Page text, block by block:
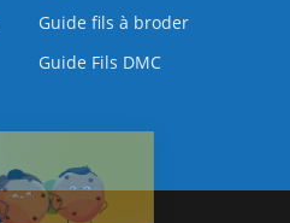
Guide fils à broder
Guide Fils DMC